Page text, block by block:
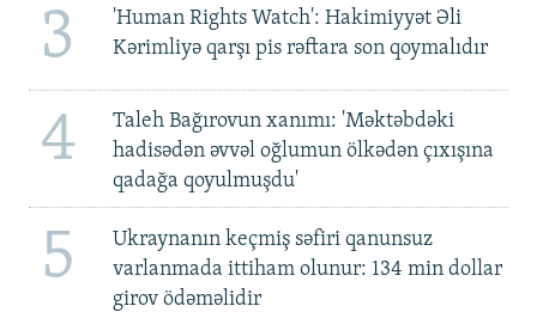
3
'Human Rights Watch': Hakimiyyət Əli
Kərimliyə qarşı pis rəftara son qoymalıdır
4
Taleh Bağırovun xanımı: 'Məktəbdəki
hadisədən əvvəl oğlumun ölkədən çıxışına
qadağa qoyulmuşdu'
5
Ukraynanın keçmiş səfiri qanunsuz
varlanmada ittiham olunur: 134 min dollar
girov ödəməlidir